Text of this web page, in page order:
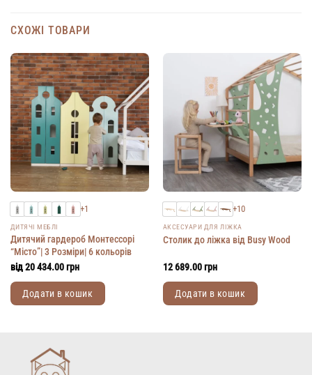
СХОЖІ ТОВАРИ
+1
ДИТЯЧІ МЕБЛІ
Дитячий гардероб Монтессорі
“Місто”| 3 Розміри| 6 кольорів
від20 434.00грн
Додати в кошик
кілька
варіантів.
+10
АКСЕСУАРИ ДЛЯ ЛІЖКА
Столик до ліжка від Busy Wood
12 689.00грн
Додати в кошик